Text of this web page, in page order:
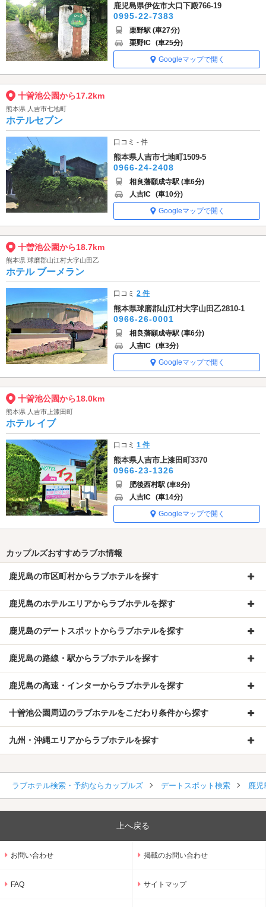
鹿児島県伊佐市大口下殿766-19
0995-22-7383
栗野駅 (車27分)
栗野IC (車25分)
Googleマップで開く
十曽池公園から17.2km
熊本県 人吉市七地町
ホテルセブン
口コミ - 件
熊本県人吉市七地町1509-5
0966-24-2408
相良藩願成寺駅 (車6分)
人吉IC (車10分)
Googleマップで開く
十曽池公園から18.7km
熊本県 球磨郡山江村大字山田乙
ホテル ブーメラン
口コミ2 件
熊本県球磨郡山江村大字山田乙2810-1
0966-26-0001
相良藩願成寺駅 (車6分)
人吉IC (車3分)
Googleマップで開く
十曽池公園から18.0km
熊本県 人吉市上漆田町
ホテル イブ
口コミ1 件
熊本県人吉市上漆田町3370
0966-23-1326
肥後西村駅 (車8分)
人吉IC (車14分)
Googleマップで開く
カップルズおすすめラブホ情報
鹿児島の市区町村からラブホテルを探す
鹿児島のホテルエリアからラブホテルを探す
鹿児島のデートスポットからラブホテルを探す
鹿児島の路線・駅からラブホテルを探す
鹿児島の高速・インターからラブホテルを探す
十曽池公園周辺のラブホテルをこだわり条件から探す
九州・沖縄エリアからラブホテルを探す
ラブホテル検索・予約ならカップルズ デートスポット検索 鹿
上へ戻る
お問い合わせ 掲載のお問い合わせ
FAQ サイトマップ